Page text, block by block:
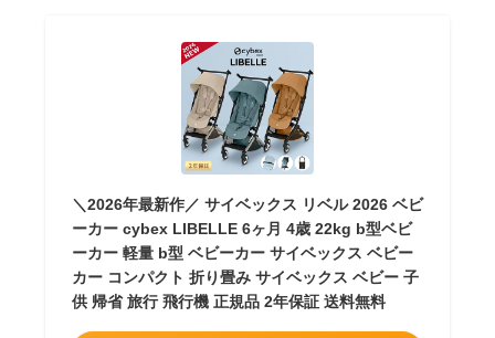
＼2026年最新作／ サイベックス リベル 2026 ベビ
ーカー cybex LIBELLE 6ヶ月 4歳 22kg b型ベビ
ーカー 軽量 b型 ベビーカー サイベックス ベビー
カー コンパクト 折り畳み サイベックス ベビー 子
供 帰省 旅行 飛行機 正規品 2年保証 送料無料